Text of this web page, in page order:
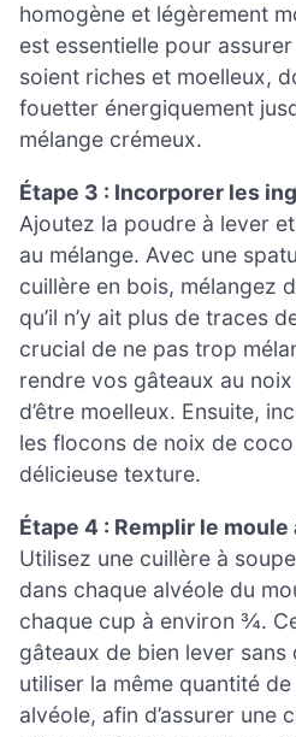
homogène et légèrement
est essentielle pour
soient riches et moelleux,
fouetter énergiquement
mélange crémeux.
Étape 3 : Incorporer les
Ajoutez la poudre à lever
au mélange. Avec une
cuillère en bois, mélangez
qu’il n’y ait plus de traces
crucial de ne pas trop
rendre vos gâteaux au
d’être moelleux. Ensuite,
les flocons de noix de
délicieuse texture.
Étape 4 : Remplir le
Utilisez une cuillère à
dans chaque alvéole du
chaque cup à environ ¾.
gâteaux de bien lever sans
utiliser la même quantité
alvéole, afin d’assurer une